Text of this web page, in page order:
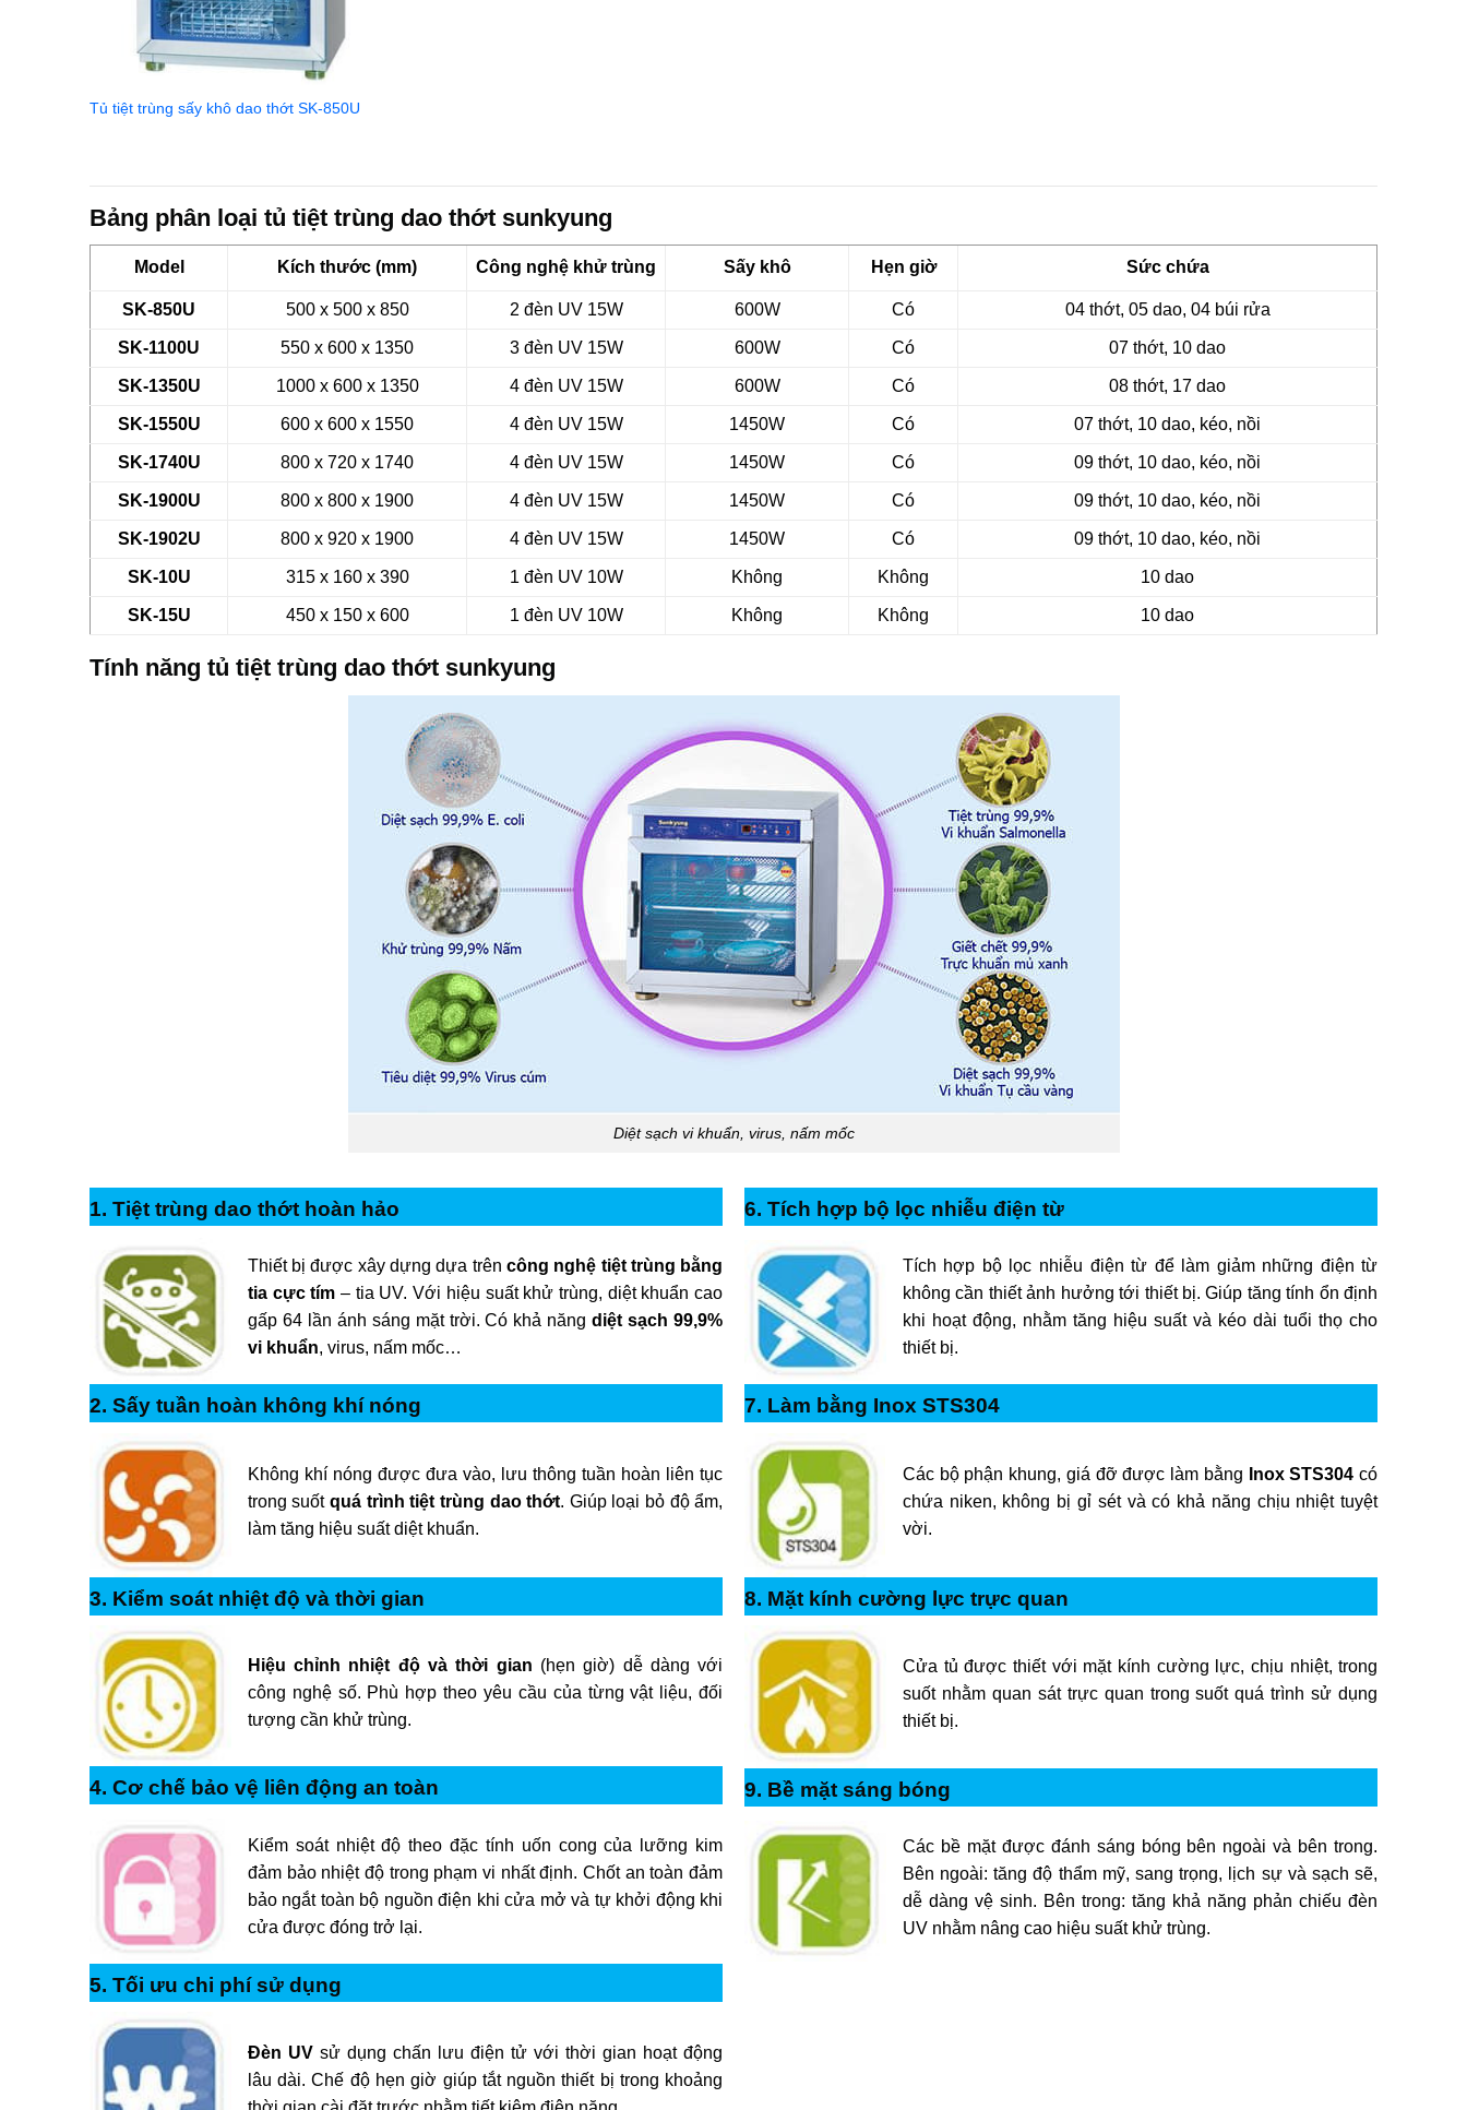
Tủ tiệt trùng sấy khô dao thớt SK-850U
Bảng phân loại tủ tiệt trùng dao thớt sunkyung
Model Kích thước (mm) Công nghệ khử trùng Sấy khô Hẹn giờ Sức chứa
SK-850U 500 x 500 x 850 2 đèn UV 15W 600W Có 04 thớt, 05 dao, 04 búi rửa
SK-1100U 550 x 600 x 1350 3 đèn UV 15W 600W Có 07 thớt, 10 dao
SK-1350U 1000 x 600 x 1350 4 đèn UV 15W 600W Có 08 thớt, 17 dao
SK-1550U 600 x 600 x 1550 4 đèn UV 15W 1450W Có 07 thớt, 10 dao, kéo, nồi
SK-1740U 800 x 720 x 1740 4 đèn UV 15W 1450W Có 09 thớt, 10 dao, kéo, nồi
SK-1900U 800 x 800 x 1900 4 đèn UV 15W 1450W Có 09 thớt, 10 dao, kéo, nồi
SK-1902U 800 x 920 x 1900 4 đèn UV 15W 1450W Có 09 thớt, 10 dao, kéo, nồi
SK-10U 315 x 160 x 390 1 đèn UV 10W Không Không 10 dao
SK-15U 450 x 150 x 600 1 đèn UV 10W Không Không 10 dao
Tính năng tủ tiệt trùng dao thớt sunkyung
Diệt sạch vi khuẩn, virus, nấm mốc
1. Tiệt trùng dao thớt hoàn hảo
Thiết bị được xây dựng dựa trên công nghệ tiệt trùng bằng
tia cực tím – tia UV. Với hiệu suất khử trùng, diệt khuẩn cao
gấp 64 lần ánh sáng mặt trời. Có khả năngdiệt sạch 99,9%
vi khuẩn, virus, nấm mốc…
2. Sấy tuần hoàn không khí nóng
Không khí nóng được đưa vào, lưu thông tuần hoàn liên tục
trong suốtquá trình tiệt trùng dao thớt. Giúp loại bỏ độ ẩm,
làm tăng hiệu suất diệt khuẩn.
3. Kiểm soát nhiệt độ và thời gian
Hiệu chỉnh nhiệt độ và thời gian (hẹn giờ) dễ dàng với
công nghệ số. Phù hợp theo yêu cầu của từng vật liệu, đối
tượng cần khử trùng.
4. Cơ chế bảo vệ liên động an toàn
Kiểm soát nhiệt độ theo đặc tính uốn cong của lưỡng kim
đảm bảo nhiệt độ trong phạm vi nhất định. Chốt an toàn đảm
bảo ngắt toàn bộ nguồn điện khi cửa mở và tự khởi động khi
cửa được đóng trở lại.
5. Tối ưu chi phí sử dụng
Đèn UVsử dụng chấn lưu điện tử với thời gian hoạt động
lâu dài. Chế độ hẹn giờ giúp tắt nguồn thiết bị trong khoảng
6. Tích hợp bộ lọc nhiễu điện từ
Tích hợp bộ lọc nhiễu điện từ để làm giảm những điện từ
không cần thiết ảnh hưởng tới thiết bị. Giúp tăng tính ổn định
khi hoạt động, nhằm tăng hiệu suất và kéo dài tuổi thọ cho
thiết bị.
7. Làm bằng Inox STS304
Các bộ phận khung, giá đỡ được làm bằng Inox STS304 có
chứa niken, không bị gỉ sét và có khả năng chịu nhiệt tuyệt
vời.
8. Mặt kính cường lực trực quan
Cửa tủ được thiết với mặt kính cường lực, chịu nhiệt, trong
suốt nhằm quan sát trực quan trong suốt quá trình sử dụng
thiết bị.
9. Bề mặt sáng bóng
Các bề mặt được đánh sáng bóng bên ngoài và bên trong.
Bên ngoài: tăng độ thẩm mỹ, sang trọng, lịch sự và sạch sẽ,
dễ dàng vệ sinh. Bên trong: tăng khả năng phản chiếu đèn
UV nhằm nâng cao hiệu suất khử trùng.